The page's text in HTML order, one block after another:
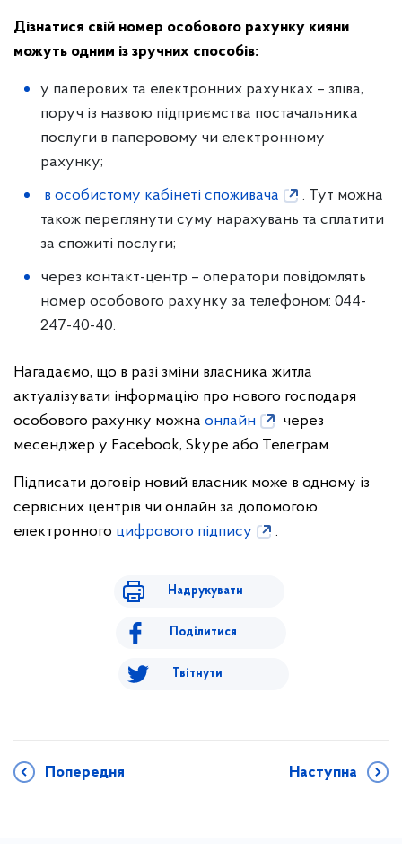
Дізнатися свій номер особового рахунку кияни
можуть одним із зручних способів:
у паперових та електронних рахунках – зліва,
поруч із назвою підприємства постачальника
послуги в паперовому чи електронному
рахунку;
в особистому кабінеті споживача
. Тут можна
також переглянути суму нарахувань та сплатити
за спожиті послуги;
через контакт-центр – оператори повідомлять
номер особового рахунку за телефоном: 044-
247-40-40.
Нагадаємо, що в разі зміни власника житла
актуалізувати інформацію про нового господаря
особового рахунку можна онлайн
через
месенджер у Facebook, Skype або Телеграм.
Підписати договір новий власник може в одному із
сервісних центрів чи онлайн за допомогою
електронного цифрового підпису .
Надрукувати
Поділитися
Твітнути
Попередня Наступна